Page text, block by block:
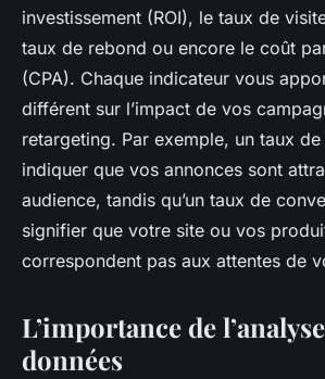
investissement (ROI), le taux de
taux de rebond ou encore le coût
(CPA). Chaque indicateur vous
différent sur l’impact de vos
retargeting. Par exemple, un taux
indiquer que vos annonces sont
audience, tandis qu’un taux de
signifier que votre site ou vos
correspondent pas aux attentes de
L’importance de
données